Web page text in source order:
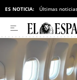
ES NOTICIA: Últimas